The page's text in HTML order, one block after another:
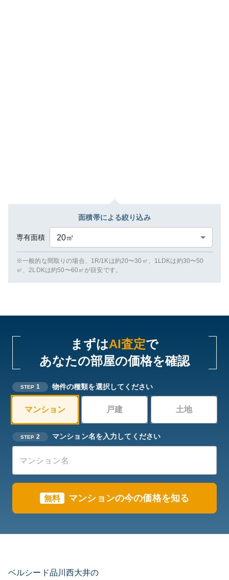
面積帯による絞り込み
専有面積 20㎡
※一般的な間取りの場合、1R/1Kは約20〜30㎡、1LDKは約30〜50
㎡、2LDKは約50〜60㎡が目安です。
まずはAI査定で
あなたの部屋の価格を確認
STEP 1 物件の種類を選択してください
マンション 戸建 土地
STEP 2 マンション名を入力してください
無料 マンションの今の価格を知る
ベルシード品川西大井の